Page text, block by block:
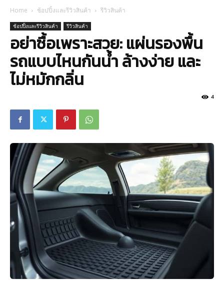
Home ช้อปปิ้งและรีวิวสินค้า รีวิวสินค้า
ช้อปปิ้งและรีวิวสินค้า รีวิวสินค้า
อย่าซื้อเพราะสวย: แผ่นรองพื้น
รถแบบไหนกันน้ำ ล้างง่าย และ
ไม่หมักกลิ่น
4